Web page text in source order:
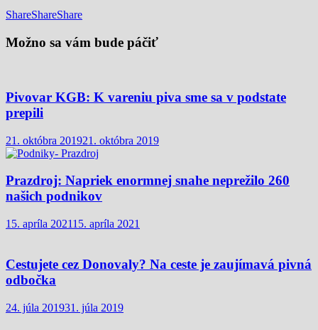
ShareShareShare
Možno sa vám bude páčiť
Pivovar KGB: K vareniu piva sme sa v podstate
prepili
21. októbra 201921. októbra 2019
Prazdroj: Napriek enormnej snahe neprežilo 260
našich podnikov
15. apríla 202115. apríla 2021
Cestujete cez Donovaly? Na ceste je zaujímavá pivná
odbočka
24. júla 201931. júla 2019